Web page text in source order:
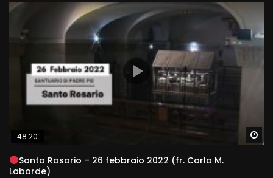
48:20
Santo Rosario – 26 febbraio 2022 (fr. Carlo M.
Laborde)